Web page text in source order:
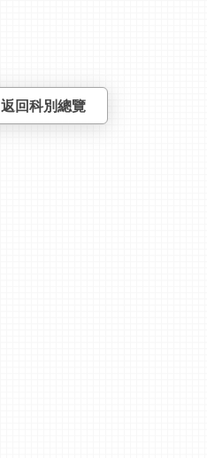
返回科別總覽